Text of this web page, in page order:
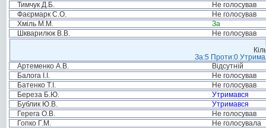
Тимчук Д.Б.
Не голосував
Фаєрмарк С.О.
Не голосував
Хміль М.М.
За
Шкварилюк В.В.
Не голосував
За:5 Проти:0
Артеменко А.В.
Відсутній
Балога І.І.
Не голосував
Батенко Т.І.
Не голосував
Береза Б.Ю.
Утримався
Бублик Ю.В.
Утримався
Герега О.В.
Не голосував
Гопко Г.М.
Не голосувала